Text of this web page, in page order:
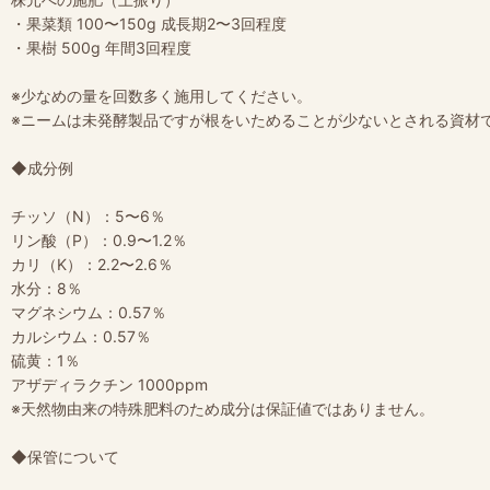
・果菜類 100〜150g 成長期2〜3回程度
・果樹 500g 年間3回程度
※少なめの量を回数多く施用してください。
※ニームは未発酵製品ですが根をいためることが少ないとされる資材
◆成分例
チッソ（N）：5〜6％
リン酸（P）：0.9〜1.2％
カリ（K）：2.2〜2.6％
水分：8％
マグネシウム：0.57％
カルシウム：0.57％
硫黄：1％
アザディラクチン 1000ppm
※天然物由来の特殊肥料のため成分は保証値ではありません。
◆保管について